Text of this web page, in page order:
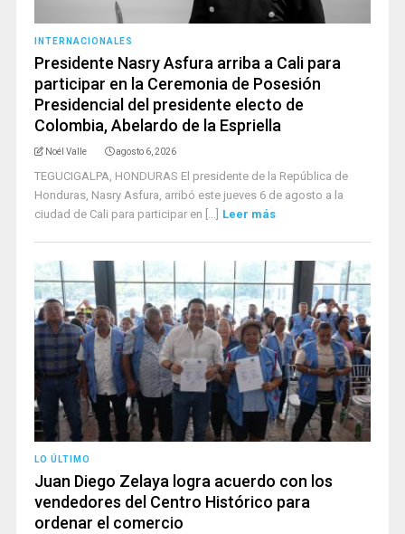
INTERNACIONALES
Presidente Nasry Asfura arriba a Cali para
participar en la Ceremonia de Posesión
Presidencial del presidente electo de
Colombia, Abelardo de la Espriella
Noél Valle agosto 6, 2026
TEGUCIGALPA, HONDURAS El presidente de la República de
Honduras, Nasry Asfura, arribó este jueves 6 de agosto a la
ciudad de Cali para participar en [...] Leer más
LO ÚLTIMO
Juan Diego Zelaya logra acuerdo con los
vendedores del Centro Histórico para
ordenar el comercio